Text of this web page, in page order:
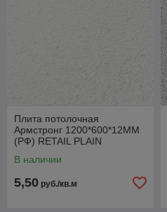
Плита потолочная
Армстронг 1200*600*12ММ
(РФ) RETAIL PLAIN
В наличии
5,50 руб./кв.м